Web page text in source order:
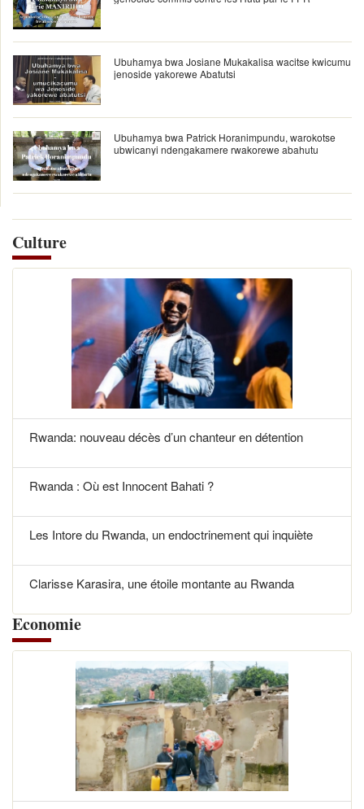
Ubuhamya bwa Josiane Mukakalisa wacitse kwicumu
jenoside yakorewe Abatutsi
Ubuhamya bwa Patrick Horanimpundu, warokotse
ubwicanyi ndengakamere rwakorewe abahutu
Culture
Rwanda: nouveau décès d’un chanteur en détention
Rwanda : Où est Innocent Bahati ?
Les Intore du Rwanda, un endoctrinement qui inquiète
Clarisse Karasira, une étoile montante au Rwanda
Economie